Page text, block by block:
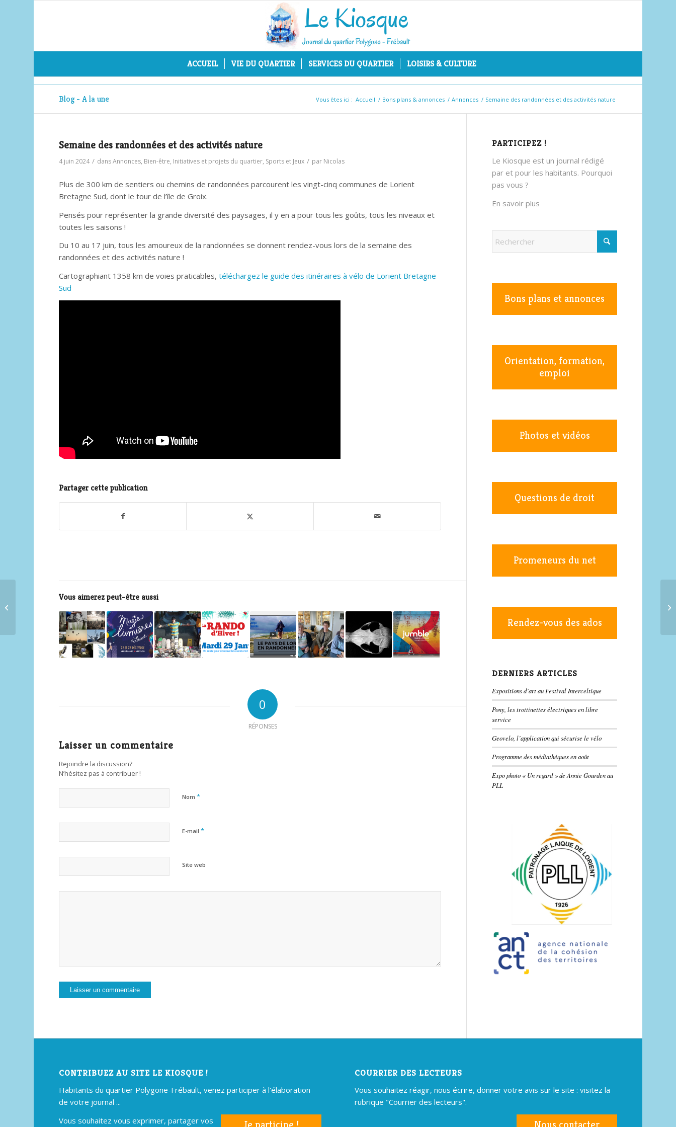
ACCUEIL VIE DU QUARTIER SERVICES DU QUARTIER LOISIRS & CULTURE
Blog - A la une Vous êtes ici : Accueil / Bons plans & annonces / Annonces / Semaine des randonnées et des activités nature
Semaine des randonnées et des activités nature
4 juin 2024 / dansAnnonces, Bien-être, Initiatives et projets du quartier, Sports et Jeux / par Nicolas
Plus de 300 km de sentiers ou chemins de randonnées parcourent les vingt-cinq communes de Lorient
Bretagne Sud, dont le tour de l’île de Groix.
Pensés pour représenter la grande diversité des paysages, il y en a pour tous les goûts, tous les niveaux et
toutes les saisons !
Du 10 au 17 juin, tous les amoureux de la randonnées se donnent rendez-vous lors de la semaine des
randonnées et des activités nature !
Cartographiant 1358 km de voies praticables,téléchargez le guide des itinéraires à vélo de Lorient Bretagne
Sud
Partager cette publication
Vous aimerez peut-être aussi
0
RÉPONSES
Laisser un commentaire
Rejoindre la discussion?
N’hésitez pas à contribuer !
Nom*
E-mail*
Site web
PARTICIPEZ !
Le Kiosque est un journal rédigé
par et pour les habitants. Pourquoi
pas vous ?
En savoir plus
Bons plans et annonces
Orientation, formation,
emploi
Photos et vidéos
Questions de droit
Promeneurs du net
Rendez-vous des ados
DERNIERS ARTICLES
Expositions d’art au Festival Interceltique
Pony, les trottinettes électriques en libre
service
Geovelo, l’application qui sécurise le vélo
Programme des médiathèques en août
Expo photo « Un regard » de Annie Gourden au
PLL
CONTRIBUEZ AU SITE LE KIOSQUE !
Habitants du quartier Polygone-Frébault, venez participer à l'élaboration
de votre journal ...
Vous souhaitez vous exprimer, partager vos
COURRIER DES LECTEURS
Vous souhaitez réagir, nous écrire, donner votre avis sur le site : visitez la
rubrique "Courrier des lecteurs".
Atelier « Faire soi-